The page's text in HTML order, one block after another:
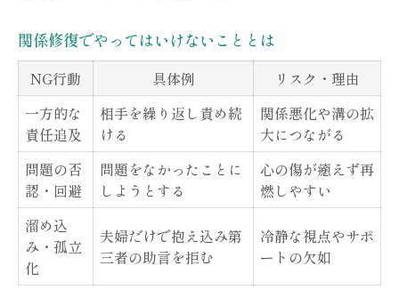
関係修復でやってはいけないこととは
NG行動 具体例
リスク・理由
一方的な
責任追及
相手を繰り返し責め続
ける
関係悪化や溝の拡
大につながる
問題の否
認・回避
問題をなかったことに
しようとする
心の傷が癒えず再
燃しやすい
溜め込
み・孤立
化
夫婦だけで抱え込み第
三者の助言を拒む
冷静な視点やサポ
ートの欠如